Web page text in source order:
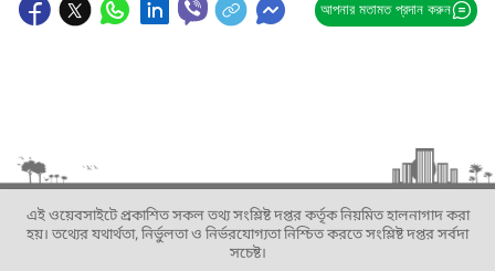
আপনার মতামত প্রদান করুন
এই ওয়েবসাইটে প্রকাশিত সকল তথ্য সংশ্লিষ্ট দপ্তর কর্তৃক নিয়মিত হালনাগাদ করা
হয়। তথ্যের যথার্থতা, নির্ভুলতা ও নির্ভরযোগ্যতা নিশ্চিত করতে সংশ্লিষ্ট দপ্তর সর্বদা
সচেষ্ট।